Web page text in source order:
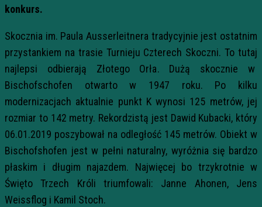
konkurs.
Skocznia im. Paula Ausserleitnera tradycyjnie jest ostatnim
przystankiem na trasie Turnieju Czterech Skoczni. To tutaj
najlepsi odbierają Złotego Orła. Dużą skocznie w
Bischofschofen otwarto w 1947 roku. Po kilku
modernizacjach aktualnie punkt K wynosi 125 metrów, jej
rozmiar to 142 metry. Rekordzistą jest Dawid Kubacki, który
06.01.2019 poszybował na odległość 145 metrów. Obiekt w
Bischofshofen jest w pełni naturalny, wyróżnia się bardzo
płaskim i długim najazdem. Najwięcej bo trzykrotnie w
Święto Trzech Króli triumfowali: Janne Ahonen, Jens
Weissflog i Kamil Stoch.